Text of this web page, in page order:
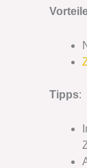
Tipps: